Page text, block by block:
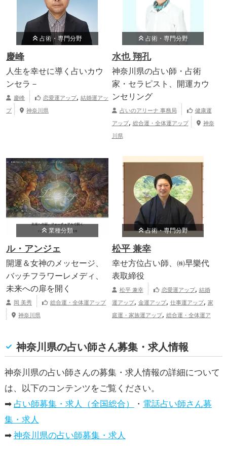
占術・専門分野
慶峰
人生を幸せに導く占いカウ
ンセラ－
慶峰 恋愛運アップ,結婚運アッ
プ
神奈川県
占術・専門分野
水也 翔孔
神奈川県の占い師・占術
家・セラピスト、開運カウ
ンセリング
占いのアリーナ 事務局
健康運
アップ, 総合運・全体運アップ
神奈
川県
業種分類
ル・アンジェ
開運＆女神のメッセージ、
バッチフラワーレメディ、
未来への扉を開く
岡 美秀
総合運・全体運アップ
神奈川県
占術・専門分野
松平 兼幸
幸せ方位占い師、㈱早樂代
表取締役
松平 兼幸 恋愛運アップ, 結婚
運アップ, 金運アップ, 仕事運アップ, 家
庭運・家族運アップ, 総合運・全体運ア
神奈川県の占い師さん募集・求人情報
神奈川県の占い師さんの募集・求人情報の詳細について
は、以下のコンテンツをご覧ください。
➡ 占い師募集・求人（全国総合） ・ 電話占い師さん募
集・求人
➡神奈川県の占い師募集・求人